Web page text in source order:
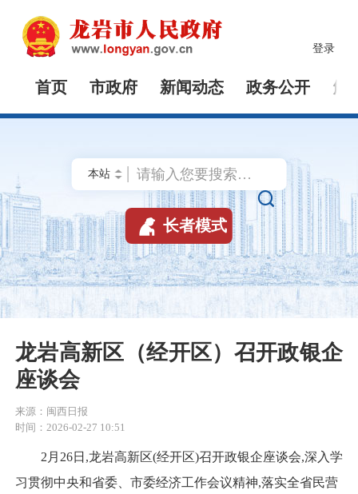
登录
首页 市政府 新闻动态 政务公开 解

 长者模式
龙岩高新区（经开区）召开政银企
座谈会
来源：闽西日报
时间：2026-02-27 10:51
2月26日,龙岩高新区(经开区)召开政银企座谈会,深入学
习贯彻中央和省委、市委经济工作会议精神,落实全省民营